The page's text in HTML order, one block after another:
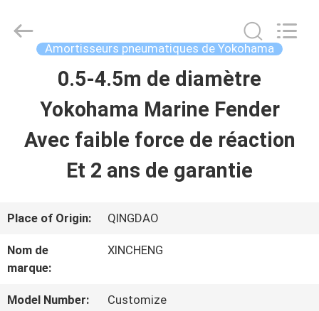
MAISON
PRODUITS
SHOW
A
PROPOS
Rubber
Amortisseurs pneumatiques de Yokohama
0.5-4.5m de diamètre
Yokohama Marine Fender
Avec faible force de réaction
Et 2 ans de garantie
Place of Origin: QINGDAO
Nom de
marque:
XINCHENG
Model Number: Customize